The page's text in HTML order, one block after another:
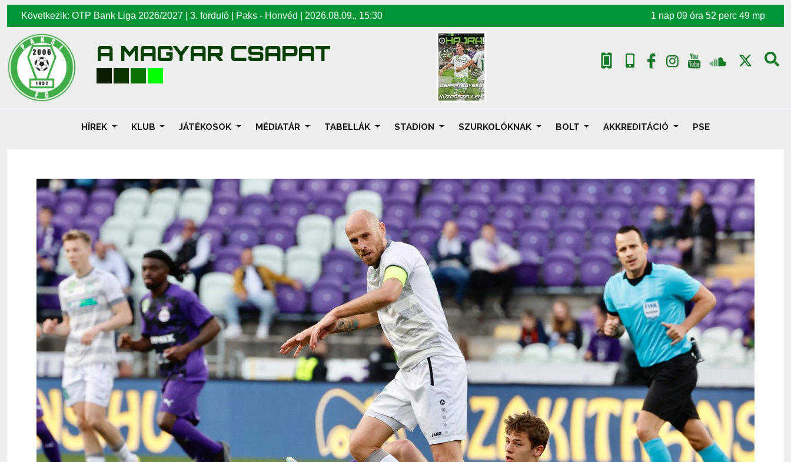
Következik: OTP Bank Liga 2026/2027 | 3. forduló | Paks - Honvéd 2026.08.09., 15:30 1 nap 09 óra 52 perc 48 mp
A MAGYAR CSAPAT
HÍREK KLUB JÁTÉKOSOK MÉDIATÁR TABELLÁK STADION SZURKOLÓKNAK BOLT AKKREDITÁCIÓ PSE